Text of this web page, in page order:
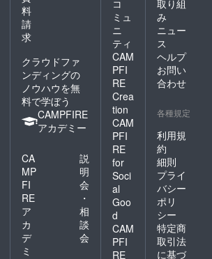
料
請
求
クラウドファ
ンディングの
ノウハウを無
料で学ぼう
CAMPFIRE
アカデミー
CA
MP
FI
RE
ア
カ
デ
ミ
説
明
会
・
相
談
会
コ
ミュ
ニ
ティ
CAM
PFI
RE
Crea
tion
CAM
PFI
RE
for
Soci
al
Goo
d
CAM
PFI
RE
取り組
み
ニュー
ス
ヘルプ
お問い
合わせ
各種規定
利用規
約
細則
プライ
バシー
ポリ
シー
特定商
取引法
に基づ